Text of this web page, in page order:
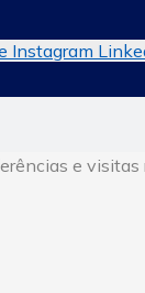
Instagram
e